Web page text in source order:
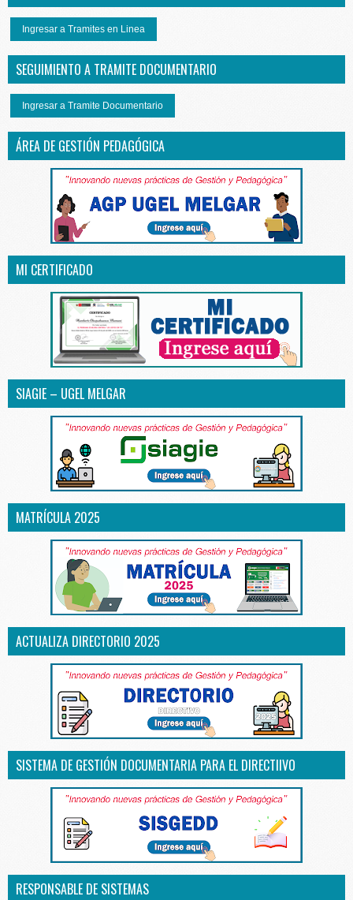
Ingresar a Tramites en Linea
SEGUIMIENTO A TRAMITE DOCUMENTARIO
Ingresar a Tramite Documentario
ÁREA DE GESTIÓN PEDAGÓGICA
MI CERTIFICADO
SIAGIE – UGEL MELGAR
MATRÍCULA 2025
ACTUALIZA DIRECTORIO 2025
SISTEMA DE GESTIÓN DOCUMENTARIA PARA EL DIRECTIIVO
RESPONSABLE DE SISTEMAS